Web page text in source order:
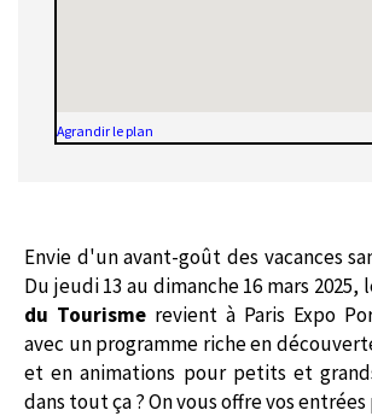
Agrandir le plan
Envie d'un avant-goût des vacances
Du jeudi 13 au dimanche 16 mars 2025,
du Tourisme revient à Paris Expo
avec un programme riche en
et en animations pour petits et
dans tout ça ? On vous offre vos